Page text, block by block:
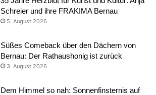
Schreier und ihre FRAKIMA Bernau
5. August 2026
Süßes Comeback über den Dächern von
Bernau: Der Rathaushonig ist zurück
3. August 2026
Dem Himmel so nah: Sonnenfinsternis auf